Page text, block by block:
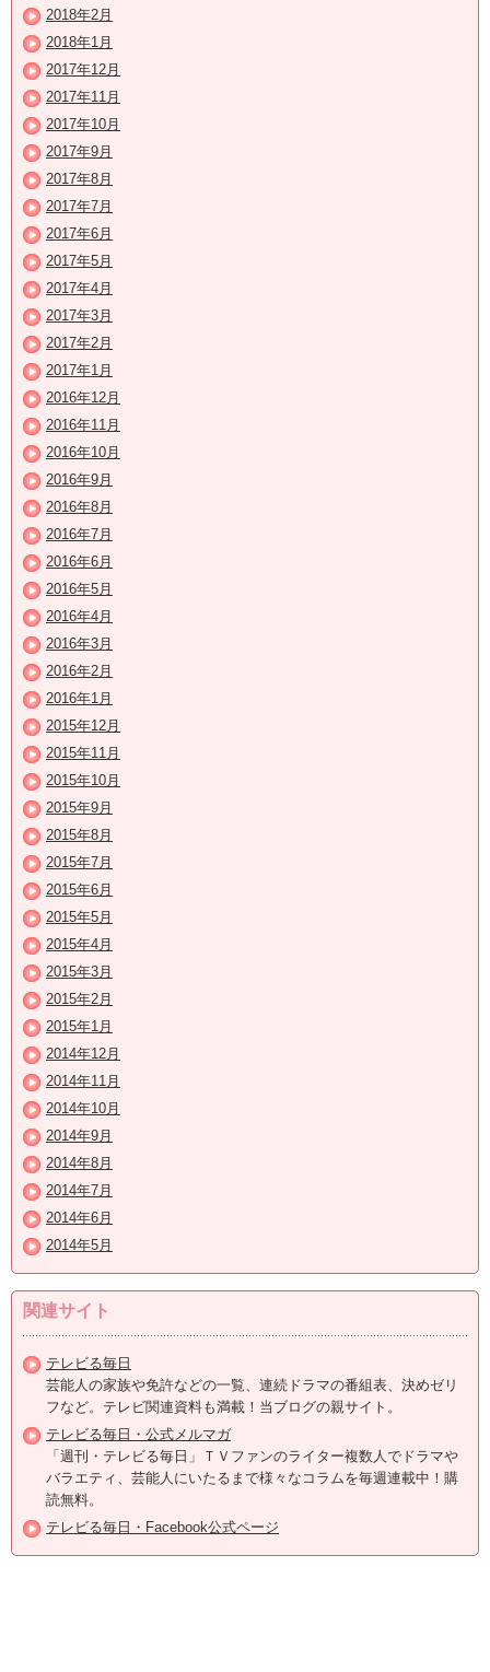
2018年2月
2018年1月
2017年12月
2017年11月
2017年10月
2017年9月
2017年8月
2017年7月
2017年6月
2017年5月
2017年4月
2017年3月
2017年2月
2017年1月
2016年12月
2016年11月
2016年10月
2016年9月
2016年8月
2016年7月
2016年6月
2016年5月
2016年4月
2016年3月
2016年2月
2016年1月
2015年12月
2015年11月
2015年10月
2015年9月
2015年8月
2015年7月
2015年6月
2015年5月
2015年4月
2015年3月
2015年2月
2015年1月
2014年12月
2014年11月
2014年10月
2014年9月
2014年8月
2014年7月
2014年6月
2014年5月
関連サイト
テレビる毎日
芸能人の家族や免許などの一覧、連続ドラマの番組表、決めゼリ
フなど。テレビ関連資料も満載！当ブログの親サイト。
テレビる毎日・公式メルマガ
「週刊・テレビる毎日」ＴＶファンのライター複数人でドラマや
バラエティ、芸能人にいたるまで様々なコラムを毎週連載中！購
読無料。
テレビる毎日・Facebook公式ページ